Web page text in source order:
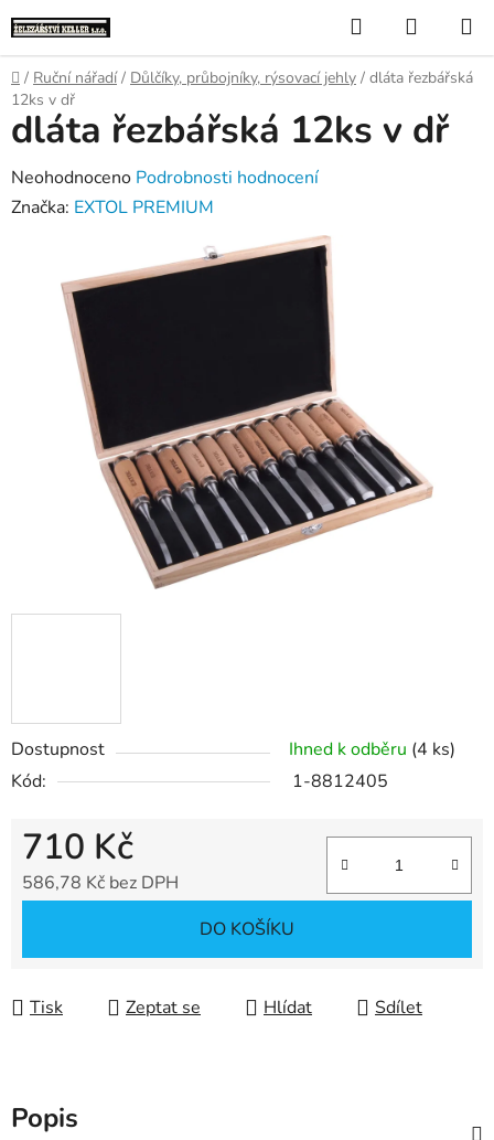
na
obsah
Hledat
KOŠÍK
Domů
/ Ruční nářadí / Důlčíky, průbojníky, rýsovací jehly / dláta řezbářská
12ks v dř
Dostupnost Ihned k odběru (4 ks)
Kód:
1-8812405
710 Kč
586,78 Kč bez DPH
DO KOŠÍKU
Tisk Zeptat se Hlídat Sdílet
dláta řezbářská 12ks v dř
Průměrné
hodnocení
hvězdiček.
Neohodnoceno Podrobnosti hodnocení
Značka: EXTOL PREMIUM
Popis